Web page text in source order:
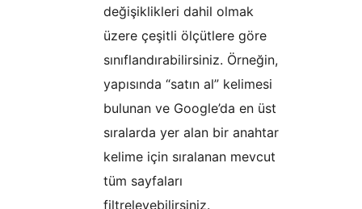
değişiklikleri dahil olmak
üzere çeşitli ölçütlere göre
sınıflandırabilirsiniz. Örneğin,
yapısında “satın al” kelimesi
bulunan ve Google’da en üst
sıralarda yer alan bir anahtar
kelime için sıralanan mevcut
tüm sayfaları
filtreleyebilirsiniz.